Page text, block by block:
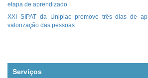
etapa de aprendizado
XXI SIPAT da Uniplac promove três dias de
valorização das pessoas
Serviços